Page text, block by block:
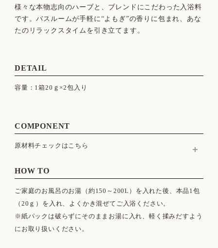
様々な本物志向のハーブと、ブレンドにこだわった入浴料
です。バスルームが手軽に“よもぎ”の香りに包まれ、あな
たのリラックスタイムを引き立てます。
DETAIL
容量：1箱20ｇ×2包入り
COMPONENT
原材料チェックはこちら
酸菌生産物質
HOW TO
ご家庭のお風呂のお湯（約150～200L）を入れた後、本品1包
（20ｇ）を入れ、よくかき混ぜてご入浴ください。
※紙パックは破らずにそのままお湯に入れ、軽く揉みだすよう
にお取り扱いください。